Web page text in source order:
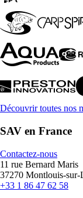
Découvrir toutes nos
SAV en France
Contactez-nous
11 rue Bernard Maris
37270 Montlouis-sur-
+33 1 86 47 62 58